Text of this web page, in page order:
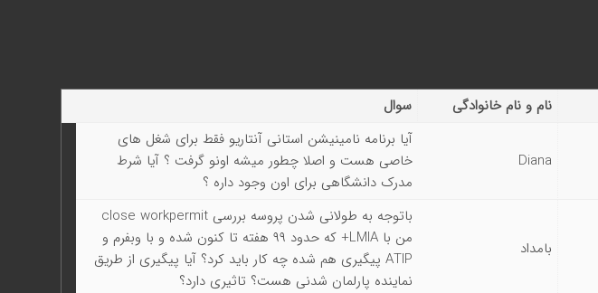
نام و نام خانوادگی سوال
Diana
آیا برنامه نامینیشن استانی آنتاریو فقط برای شغل های
خاصی هست و اصلا چطور میشه اونو گرفت ؟ آیا شرط
مدرک دانشگاهی برای اون وجود داره ؟
بامداد
باتوجه به طولانی شدن پروسه بررسی close workpermit
من با LMIA+ که حدود ۹۹ هفته تا کنون شده و با وبفرم و
ATIP پیگیری هم شده چه کار باید کرد؟ آیا پیگیری از طریق
نماینده پارلمان شدنی هست؟ تاثیری دارد؟